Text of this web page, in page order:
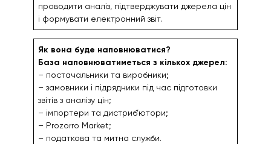
проводити аналіз, підтверджувати джерела цін
і формувати електронний звіт.
Як вона буде наповнюватися?
База наповнюватиметься з кількох джерел:
– постачальники та виробники;
– замовники і підрядники під час підготовки
звітів з аналізу цін;
– імпортери та дистриб’ютори;
– Prozorro Market;
– податкова та митна служби.